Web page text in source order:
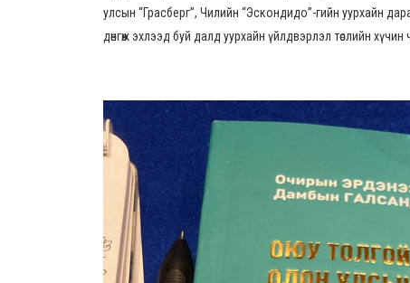
улсын “Грасберг”, Чилийн “Эскондидо”-гийн уурхайн
дөнгөж эхлээд буй далд уурхайн үйлдвэрлэл төслийн